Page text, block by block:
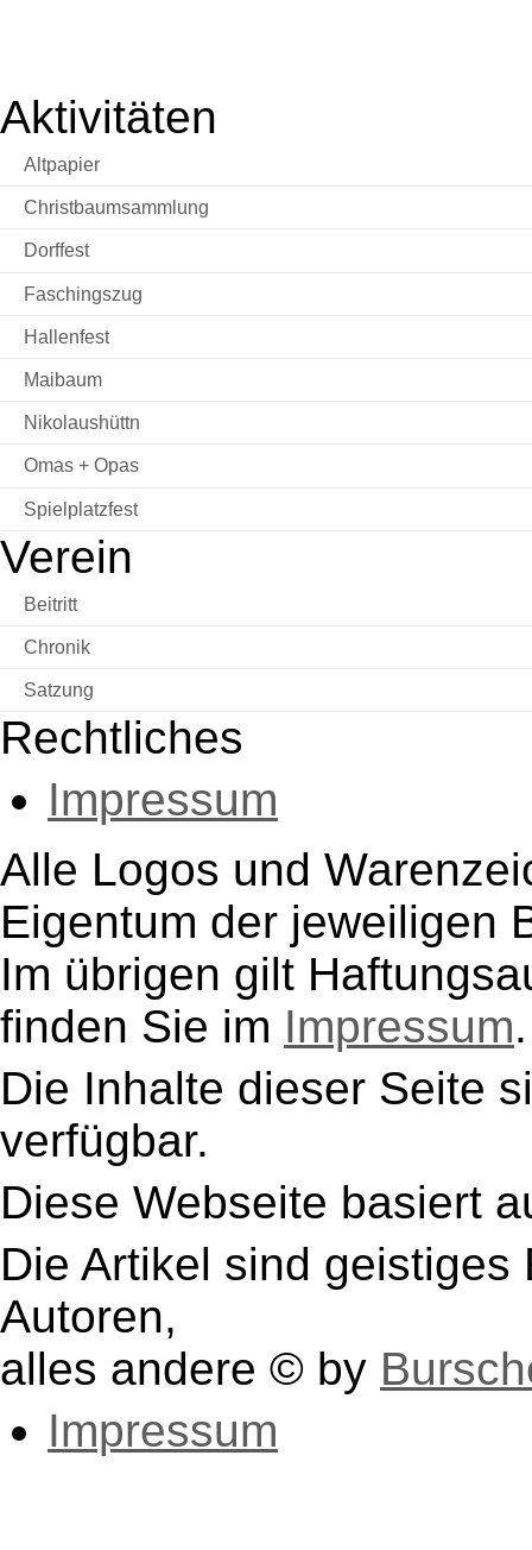
Aktivitäten
Altpapier
Christbaumsammlung
Dorffest
Faschingszug
Hallenfest
Maibaum
Nikolaushüttn
Omas + Opas
Spielplatzfest
Verein
Beitritt
Chronik
Satzung
Rechtliches
Impressum
Alle Logos und
Eigentum der jeweiligen
Im übrigen gilt
finden Sie im Impressum.
Die Inhalte dieser Seite
verfügbar.
Diese Webseite basiert
Die Artikel sind
Autoren,
alles andere © by
Impressum